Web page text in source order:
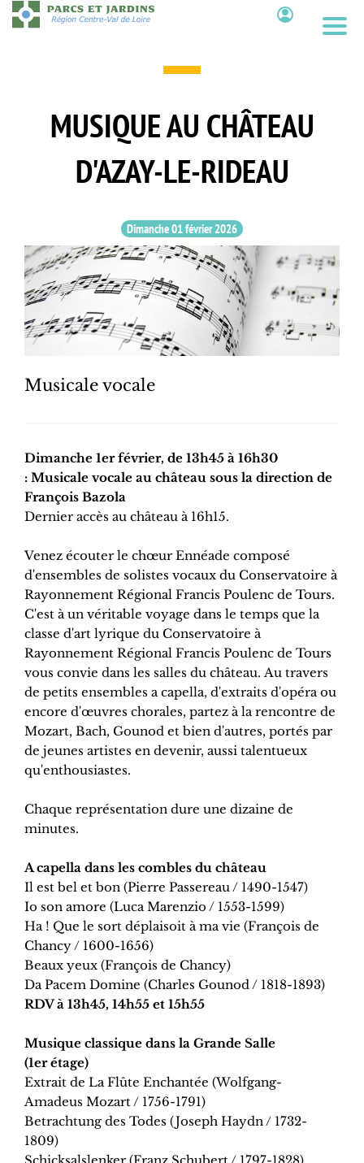
Aller
au
MUSIQUE AU CHÂTEAU
D'AZAY-LE-RIDEAU
Dimanche 01 février 2026
Musicale vocale
Dimanche 1er février, de 13h45 à 16h30
: Musicale vocale au château sous la direction de
François Bazola
Dernier accès au château à 16h15.
Venez écouter le chœur Ennéade composé
d'ensembles de solistes vocaux du Conservatoire à
Rayonnement Régional Francis Poulenc de Tours.
C'est à un véritable voyage dans le temps que la
classe d'art lyrique du Conservatoire à
Rayonnement Régional Francis Poulenc de Tours
vous convie dans les salles du château. Au travers
de petits ensembles a capella, d'extraits d'opéra ou
encore d'œuvres chorales, partez à la rencontre de
Mozart, Bach, Gounod et bien d'autres, portés par
de jeunes artistes en devenir, aussi talentueux
qu'enthousiastes.
Chaque représentation dure une dizaine de
minutes.
A capella dans les combles du château
Il est bel et bon (Pierre Passereau / 1490-1547)
Io son amore (Luca Marenzio / 1553-1599)
Ha ! Que le sort déplaisoit à ma vie (François de
Chancy / 1600-1656)
Beaux yeux (François de Chancy)
Da Pacem Domine (Charles Gounod / 1818-1893)
RDV à 13h45, 14h55 et 15h55
Musique classique dans la Grande Salle
(1er étage)
Extrait de La Flûte Enchantée (Wolfgang-
Amadeus Mozart / 1756-1791)
Betrachtung des Todes (Joseph Haydn / 1732-
1809)